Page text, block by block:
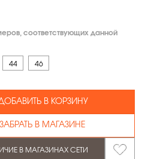
соответствующих данной
44 46
В КОРЗИНУ
ЗАБРАТЬ В МАГАЗИНЕ
В МАГАЗИНАХ СЕТИ